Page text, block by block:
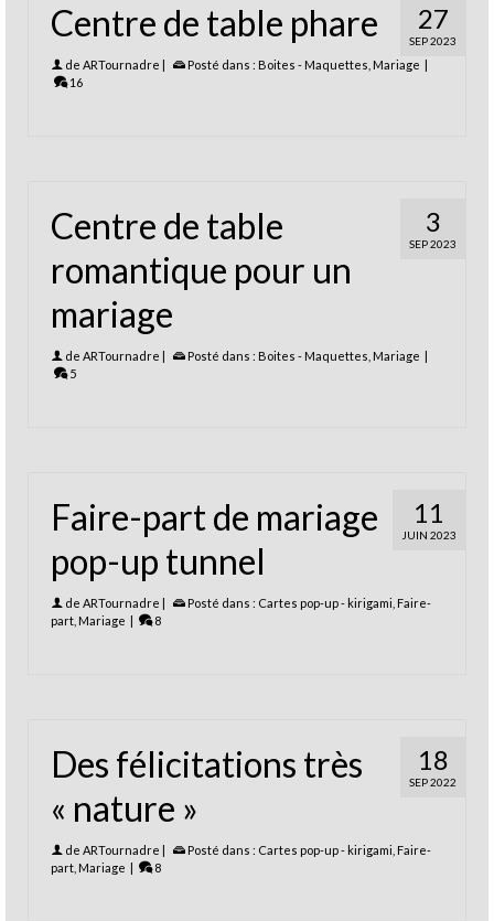
27
SEP 2023
Centre de table phare
de ARTournadre | Posté dans : Boites - Maquettes Mariage |
16
3
SEP 2023
Centre de table
romantique pour un
mariage
de ARTournadre | Posté dans : Boites - Maquettes Mariage |
5
11
JUIN 2023
Faire-part de mariage
pop-up tunnel
de ARTournadre | Posté dans : Cartes pop-up - kirigami Faire-
part Mariage | 8
18
SEP 2022
Des félicitations très
« nature »
de ARTournadre | Posté dans : Cartes pop-up - kirigami Faire-
part Mariage | 8